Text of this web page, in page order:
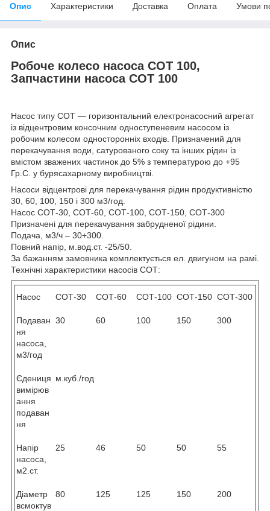
Опис Характеристики Доставка Оплата Умови
Опис
Робоче колесо насоса СОТ 100,
Запчастини насоса СОТ 100
Насос типу CОТ — горизонтальний електронасосний агрегат
із відцентровим консочним одноступеневим насосом із
робочим колесом односторонніх входів. Призначений для
перекачування води, сатурованого соку та інших рідин із
вмістом зважених частинок до 5% з температурою до +95
Гр.С. у бурясахарному виробництві.
Насоси відцентрові для перекачування рідин продуктивністю
30, 60, 100, 150 і 300 м3/год.
Насос СОТ-30, СОТ-60, СОТ-100, СОТ-150, СОТ-300
Призначені для перекачування забрудненої рідини.
Подача, м3/ч – 30+300.
Повний напір, м.вод.ст. -25/50.
За бажанням замовника комплектується ел. двигуном на рамі.
Технічні характеристики насосів СОТ:
Насос СОТ-30 СОТ-60 СОТ-100 СОТ-150 СОТ-300
Подаван
ня
насоса,
м3/год
30 60 100 150 300
Єдениця
вимірюв
ання
подаван
ня
м.куб./год
Напір
насоса,
м2.ст.
25 46 50 50 55
Діаметр
всмоктув
80 125 125 150 200